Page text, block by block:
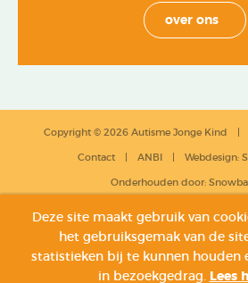
over ons
Copyright © 2026 Autisme Jonge Kind
Contact ANBI Webdesign:
Onderhouden door: Snowball
Deze site maakt gebruik van
het gebruiksgemak van de
statistieken bij te kunnen houden
in bezoekgedrag. Lees